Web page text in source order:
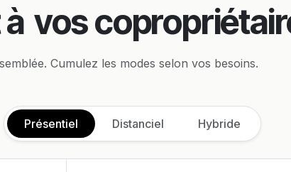
vos
Cumulez les modes selon vos besoins.
Présentiel Distanciel Hybride